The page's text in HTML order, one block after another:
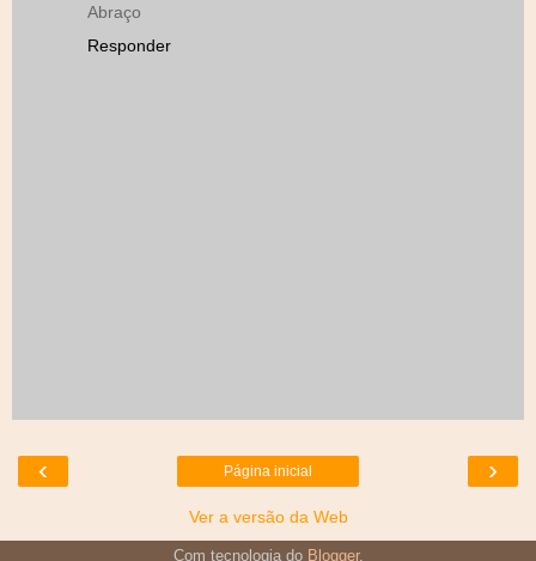
Abraço
Responder
‹ ›
Página inicial
Ver a versão da Web
Com tecnologia do Blogger.